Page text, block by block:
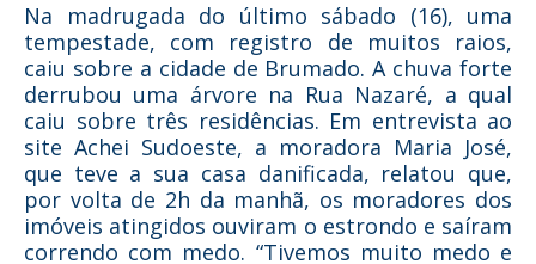
Na madrugada do último sábado (16), uma
tempestade, com registro de muitos raios,
caiu sobre a cidade de Brumado. A chuva forte
derrubou uma árvore na Rua Nazaré, a qual
caiu sobre três residências. Em entrevista ao
site Achei Sudoeste, a moradora Maria José,
que teve a sua casa danificada, relatou que,
por volta de 2h da manhã, os moradores dos
imóveis atingidos ouviram o estrondo e saíram
correndo com medo. “Tivemos muito medo e